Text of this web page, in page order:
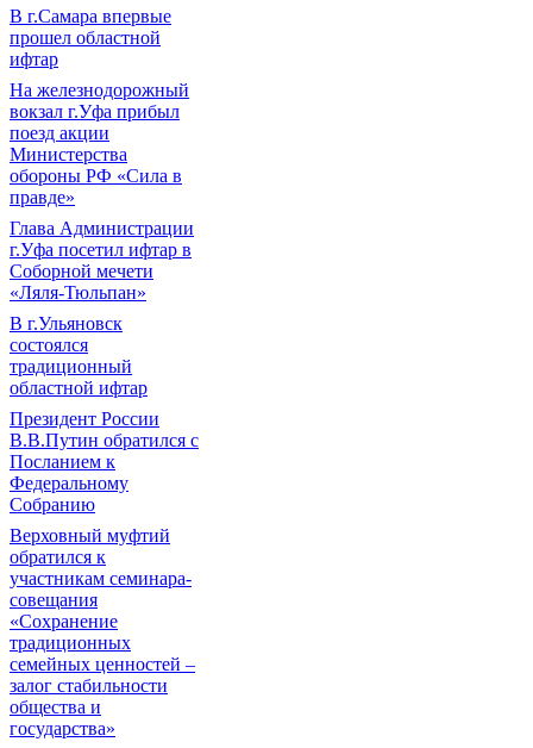
В г.Самара впервые
прошел областной
ифтар
На железнодорожный
вокзал г.Уфа прибыл
поезд акции
Министерства
обороны РФ «Сила в
правде»
Глава Администрации
г.Уфа посетил ифтар в
Соборной мечети
«Ляля-Тюльпан»
В г.Ульяновск
состоялся
традиционный
областной ифтар
Президент России
В.В.Путин обратился с
Посланием к
Федеральному
Собранию
Верховный муфтий
обратился к
участникам семинара-
совещания
«Сохранение
традиционных
семейных ценностей –
залог стабильности
общества и
государства»